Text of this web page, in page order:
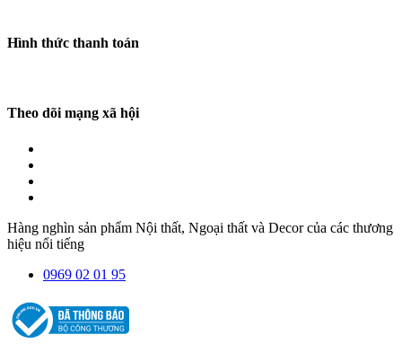
Hình thức thanh toán
Theo dõi mạng xã hội
Hàng nghìn sản phẩm Nội thất, Ngoại thất và Decor của các thương
hiệu nổi tiếng
0969 02 01 95